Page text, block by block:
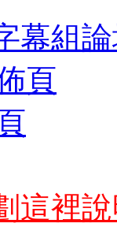
幕組
頁
這裡